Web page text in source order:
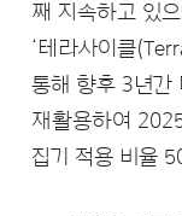
째 지속하고 있
‘테라사이클
통해 향후 3년간
재활용하여
집기 적용 비율